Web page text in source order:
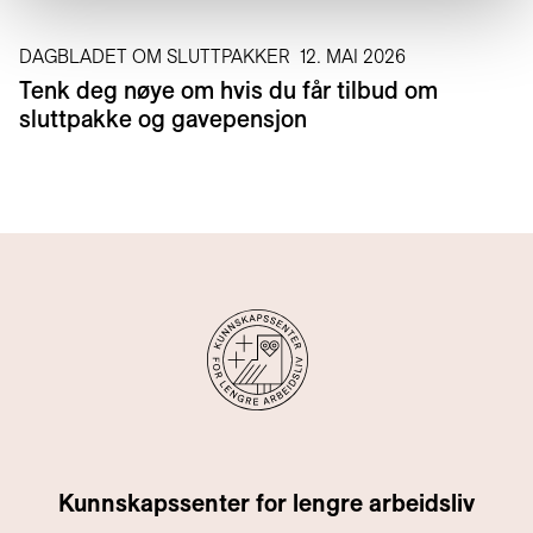
DAGBLADET OM SLUTTPAKKER 12. MAI 2026
Tenk deg nøye om hvis du får tilbud om
sluttpakke og gavepensjon
Kunnskapssenter for lengre arbeidsliv